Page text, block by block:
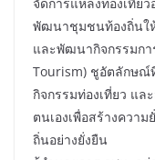
พัฒนาชุมชนท้องถิ่นใ
และพัฒนากิจกรรมกา
Tourism) ชูอัตลักษณ์
กิจกรรมท่องเที่ยว แล
ตนเองเพื่อสร้างควา
ถิ่นอย่างยั่งยืน